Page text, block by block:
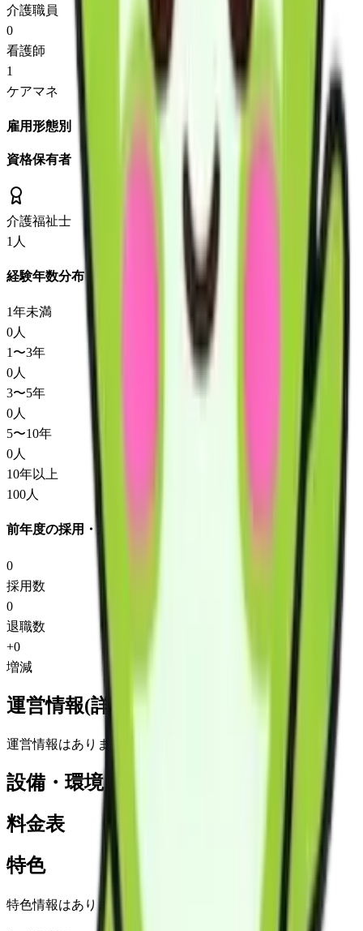
介護職員
0
看護師
1
ケアマネ
雇用形態別
資格保有者
介護福祉士
1 人
経験年数分布
1年未満
0人
1〜3年
0人
3〜5年
0人
5〜10年
0人
10年以上
100人
前年度の採用・退職
0
採用数
0
退職数
+0
増減
運営情報(詳細)
運営情報はありません
設備・環境
料金表
特色
特色情報はありません